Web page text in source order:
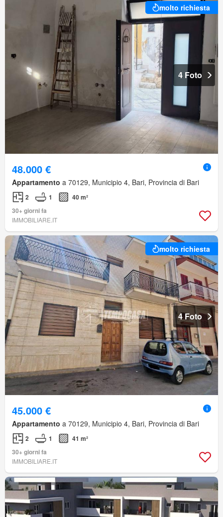
molto richiesta
4 Foto
48.000 €
Appartamento a 70129, Municipio 4, Bari, Provincia di Bari
2 1
40 m²
30+ giorni fa
IMMOBILIARE.IT
molto richiesta
4 Foto
45.000 €
Appartamento a 70129, Municipio 4, Bari, Provincia di Bari
2 1
41 m²
30+ giorni fa
IMMOBILIARE.IT